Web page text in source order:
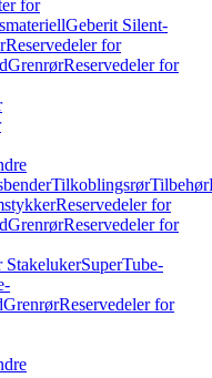
for
Geberit Silent-
Reservedeler for
GrenrørReservedeler for
TilkoblingsrørTilbehør
Reservedeler for
GrenrørReservedeler for
StakelukerSuperTube-
GrenrørReservedeler for